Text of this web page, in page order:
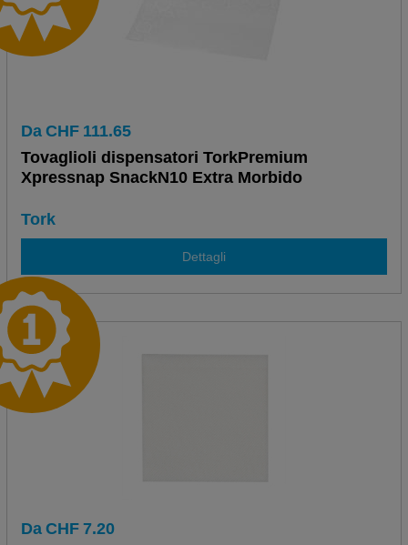
Da CHF 111.65
Tovaglioli dispensatori TorkPremium
Xpressnap SnackN10 Extra Morbido
Tork
Dettagli
Da CHF 7.20